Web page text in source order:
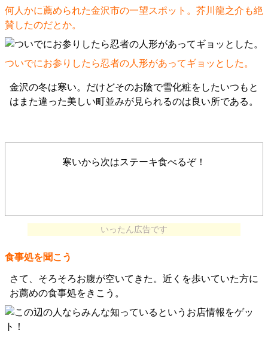
何人かに薦められた金沢市の一望スポット。芥川龍之介も絶
賛したのだとか。
ついでにお参りしたら忍者の人形があってギョッとした。
金沢の冬は寒い。だけどそのお陰で雪化粧をしたいつもと
はまた違った美しい町並みが見られるのは良い所である。
寒いから次はステーキ食べるぞ！
いったん広告です
食事処を聞こう
さて、そろそろお腹が空いてきた。近くを歩いていた方に
お薦めの食事処をきこう。